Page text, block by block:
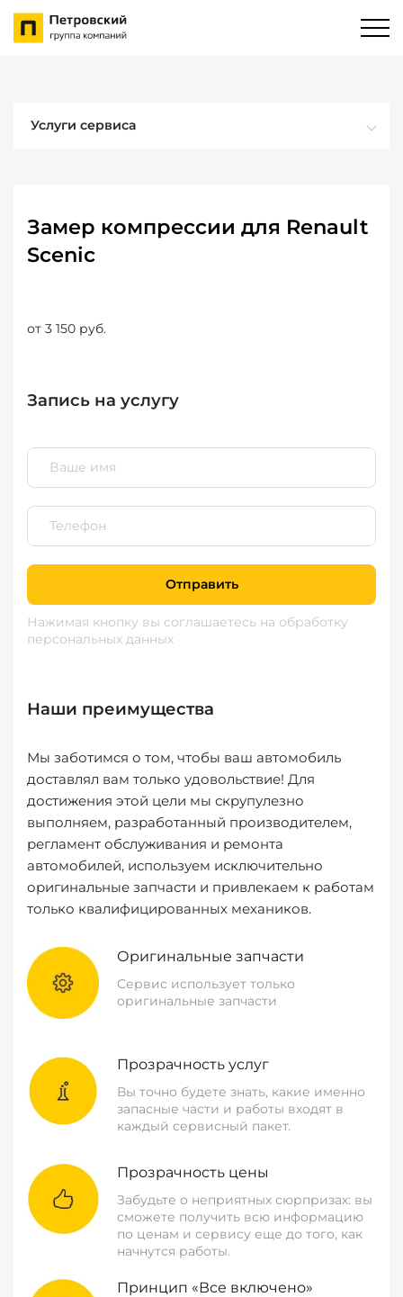
Услуги сервиса
Замер компрессии для Renault
Scenic
от 3 150 руб.
Запись на услугу
Отправить
Нажимая кнопку вы соглашаетесь на обработку
персональных данных
Наши преимущества
Мы заботимся о том, чтобы ваш автомобиль
доставлял вам только удовольствие! Для
достижения этой цели мы скрупулезно
выполняем, разработанный производителем,
регламент обслуживания и ремонта
автомобилей, используем исключительно
оригинальные запчасти и привлекаем к работам
только квалифицированных механиков.
Оригинальные запчасти
Сервис использует только
оригинальные запчасти
Прозрачность услуг
Вы точно будете знать, какие именно
запасные части и работы входят в
каждый сервисный пакет.
Прозрачность цены
Забудьте о неприятных сюрпризах: вы
сможете получить всю информацию
по ценам и сервису еще до того, как
начнутся работы.
Принцип «Все включено»